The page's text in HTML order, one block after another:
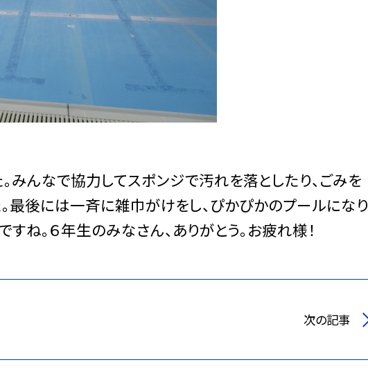
みんなで協力してスポンジで汚れを落としたり、ごみを
最後には一斉に雑巾がけをし、ぴかぴかのプールになり
ね。６年生のみなさん、ありがとう。お疲れ様！
次の記事